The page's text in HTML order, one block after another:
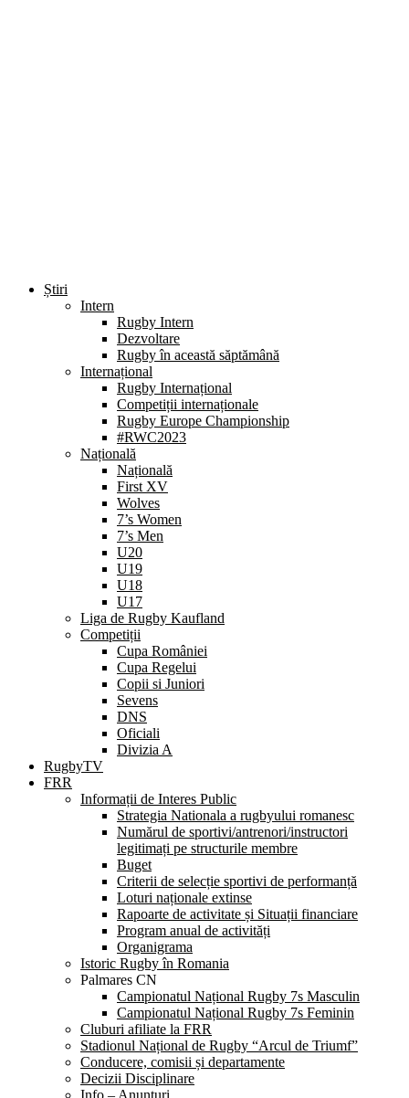
Știri
Intern
Rugby Intern
Dezvoltare
Rugby în această săptămână
Internațional
Rugby Internațional
Competiții internaționale
Rugby Europe Championship
#RWC2023
Națională
Națională
First XV
Wolves
7’s Women
7’s Men
U20
U19
U18
U17
Liga de Rugby Kaufland
Competiții
Cupa României
Cupa Regelui
Copii si Juniori
Sevens
DNS
Oficiali
Divizia A
RugbyTV
FRR
Informații de Interes Public
Strategia Nationala a rugbyului romanesc
Numărul de sportivi/antrenori/instructori
legitimați pe structurile membre
Buget
Criterii de selecție sportivi de performanță
Loturi naționale extinse
Rapoarte de activitate și Situații financiare
Program anual de activități
Organigrama
Istoric Rugby în Romania
Palmares CN
Campionatul Național Rugby 7s Masculin
Campionatul Național Rugby 7s Feminin
Cluburi afiliate la FRR
Stadionul Național de Rugby “Arcul de Triumf”
Conducere, comisii și departamente
Decizii Disciplinare
Info – Anunțuri